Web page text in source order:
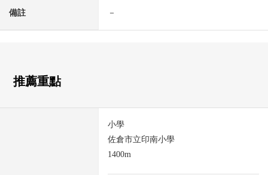
備註 －
推薦重點
小學
佐倉市立印南小學
1400m